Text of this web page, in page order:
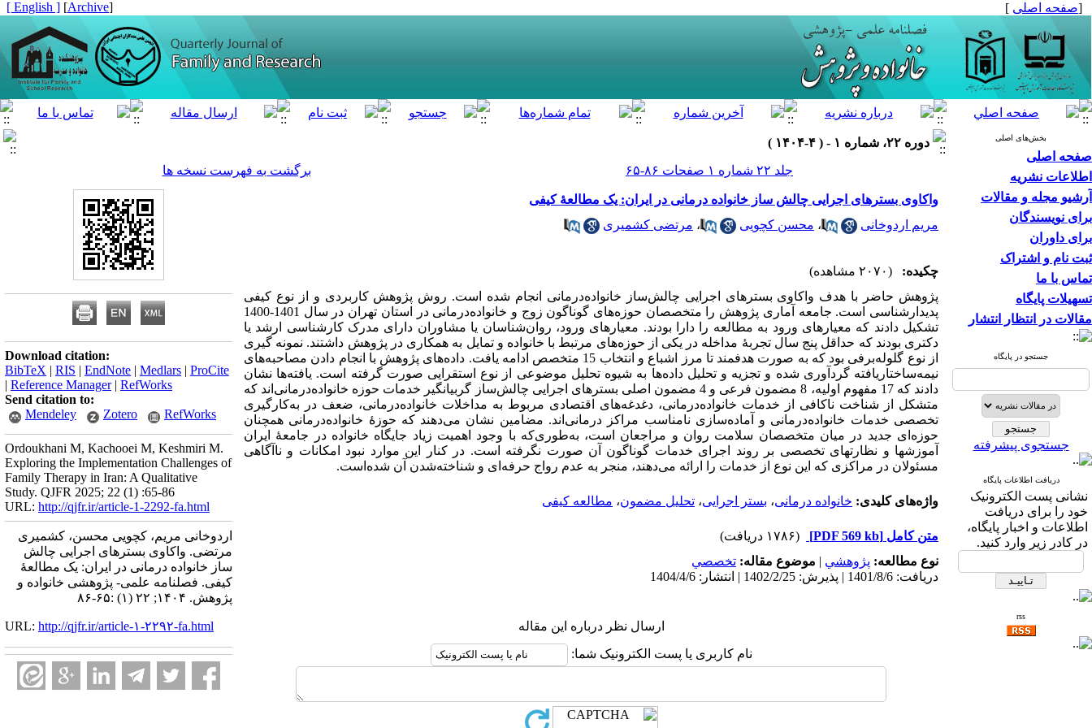
[صفحه اصلی ]
[
Archive
]
[ English ]
بخش‌های اصلی
صفحه اصلی
اطلاعات نشریه
آرشیو مجله و مقالات
برای نویسندگان
برای داوران
ثبت نام و اشتراک
تماس با ما
تسهیلات پایگاه
مقالات در انتظار انتشار
جستجو در پایگاه
جستجوی پیشرفته
دریافت اطلاعات پایگاه
نشانی پست الکترونیک
خود را برای دریافت
اطلاعات و اخبار پایگاه،
در کادر زیر وارد کنید.
rss
دوره ۲۲، شماره ۱ - ( ۴-۱۴۰۴ )
جلد ۲۲ شماره ۱ صفحات ۸۶-۶۵
برگشت به فهرست نسخه ها
واکاوی بسترهای اجرایی چالش ساز خانواده درمانی در ایران: یک مطالعۀ کیفی
مریم اردوخانی
، محسن کچویی ، مرتضی کشمیری
چکیده:
(۲۰۷۰ مشاهده)
پژوهش حاضر با هدف واکاوی بسترهای اجرایی چالش‌­ساز خانواده­‌درمانی انجام شده است. روش پژوهش کاربردی و از نوع کیفی
پدیدارشناسی است. جامعه آماری پژوهش را متخصصان حوزه‌های گوناگون زوج و خانواده‌درمانی‌‌ در استان تهران در سال 1401-1400
تشکیل دادند که معیارهای ورود به مطالعه را دارا بودند. معیار‌‌های ورود، روان­‌شناسان یا مشاوران دارای مدرک کارشناسی ارشد یا
دکتری بودند که حداقل پنج سال تجربۀ مداخله در یکی از حوزه‌‌های مرتبط با خانواده و تمایل به همکاری در پژوهش داشتند. نمونه گیری
از نوع گلوله‌­برفی بود که به صورت هدفمند تا مرز اشباع و انتخاب 15 متخصص ادامه یافت. داده‌­های پژوهش با انجام دادن مصاحبه­‌های
نیمه­‌ساختاریافته گردآوری شده و تجزیه و تحلیل داده‌­ها به شیوه تحلیل موضوعی از نوع استقرایی صورت گرفته است. یافته­‌ها نشان
دادند که 17 مفهوم اولیه، 8 مضمون فرعی و 4 مضمون اصلی بسترهای اجرایی چالش‌­ساز گربیان­گیر خدمات حوزه خانواده­‌درمانی‌اند که
متشکل از شناخت ناکافی از خدمات خانواده‌­درمانی، دغدغه‌های اقتصادی مربوط به مداخلات خانواده‌درمانی، ضعف در به­‌کارگیری
تخصصی خدمات خانواده‌­درمانی و آماده‌­سازی نامناسب مراکز درمانی‌­اند. مضامین نشان می‌­دهند که حوزۀ خانواده‌درمانی همچنان
حوزه‌­ای جدید در میان متخصصان سلامت روان و مراجعان است، به‌­طوری­‌که با وجود اهمیت زیاد جایگاه خانواده در جامعۀ ایران
آموزشها و نظارتهای تخصصی بر روند اجرای خدمات گوناگون آن صورت نگرفته است. در کنار این موارد نبود امکانات و ناآگاهی
مسئولان در مراکزی که این نوع از خدمات را ارائه می‌­دهند، منجر به عدم رواج حرفه­‌ای و شناخته­‌شدن آن شده­‌است.
واژه‌های کلیدی: خانواده درمانی، بستر اجرایی، تحلیل مضمون، مطالعه کیفی
متن کامل [PDF 569 kb]
(۱۷۸۶ دریافت)
نوع مطالعه: پژوهشي | موضوع مقاله: تخصصي
دریافت: 1401/8/6 | پذیرش: 1402/2/25 | انتشار: 1404/4/6
ارسال نظر درباره این مقاله
نام کاربری یا پست الکترونیک شما:
Download citation:
BibTeX | RIS | EndNote | Medlars | ProCite
| Reference Manager| RefWorks
Send citation to:
Mendeley
Zotero RefWorks
Ordoukhani M, Kachooei M, Keshmiri M.
Exploring the Implementation Challenges of
Family Therapy in Iran: A Qualitative
Study. QJFR 2025; 22 (1) :65-86
URL: http://qjfr.ir/article-1-2292-fa.html
اردوخانی مریم، کچویی محسن، کشمیری
مرتضی. واکاوی بسترهای اجرایی چالش
ساز خانواده درمانی در ایران: یک مطالعۀ
کیفی. فصلنامه علمی- پژوهشی خانواده و
پژوهش. ۱۴۰۴; ۲۲ (۱) :۶۵-۸۶
URL: http://qjfr.ir/article-۱-۲۲۹۲-fa.html